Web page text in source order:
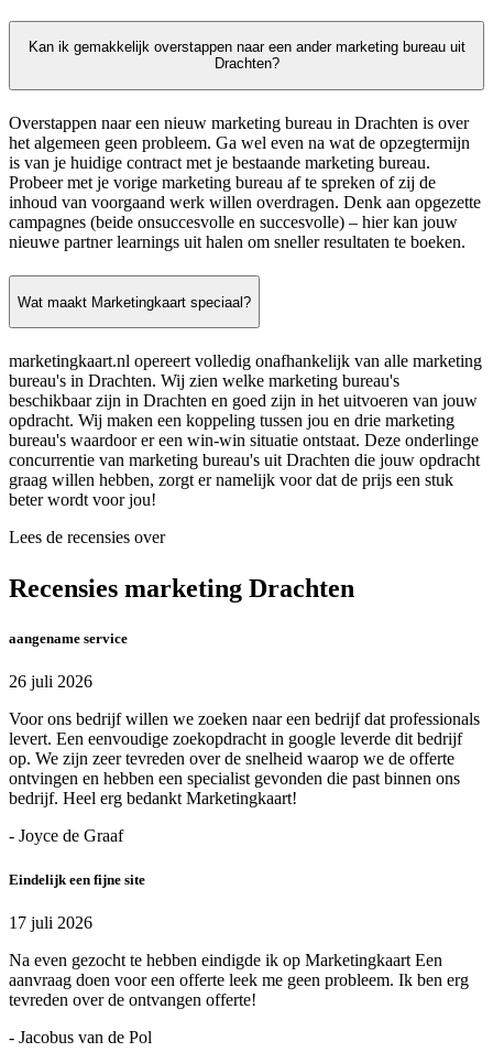
Kan ik gemakkelijk overstappen naar een ander marketing bureau uit
Drachten?
Overstappen naar een nieuw marketing bureau in Drachten is over
het algemeen geen probleem. Ga wel even na wat de opzegtermijn
is van je huidige contract met je bestaande marketing bureau.
Probeer met je vorige marketing bureau af te spreken of zij de
inhoud van voorgaand werk willen overdragen. Denk aan opgezette
campagnes (beide onsuccesvolle en succesvolle) – hier kan jouw
nieuwe partner learnings uit halen om sneller resultaten te boeken.
Wat maakt Marketingkaart speciaal?
marketingkaart.nl opereert volledig onafhankelijk van alle marketing
bureau's in Drachten. Wij zien welke marketing bureau's
beschikbaar zijn in Drachten en goed zijn in het uitvoeren van jouw
opdracht. Wij maken een koppeling tussen jou en drie marketing
bureau's waardoor er een win-win situatie ontstaat. Deze onderlinge
concurrentie van marketing bureau's uit Drachten die jouw opdracht
graag willen hebben, zorgt er namelijk voor dat de prijs een stuk
beter wordt voor jou!
Lees de recensies over
Recensies marketing Drachten
aangename service
26 juli 2026
Voor ons bedrijf willen we zoeken naar een bedrijf dat professionals
levert. Een eenvoudige zoekopdracht in google leverde dit bedrijf
op. We zijn zeer tevreden over de snelheid waarop we de offerte
ontvingen en hebben een specialist gevonden die past binnen ons
bedrijf. Heel erg bedankt Marketingkaart!
- Joyce de Graaf
Eindelijk een fijne site
17 juli 2026
Na even gezocht te hebben eindigde ik op Marketingkaart Een
aanvraag doen voor een offerte leek me geen probleem. Ik ben erg
tevreden over de ontvangen offerte!
- Jacobus van de Pol